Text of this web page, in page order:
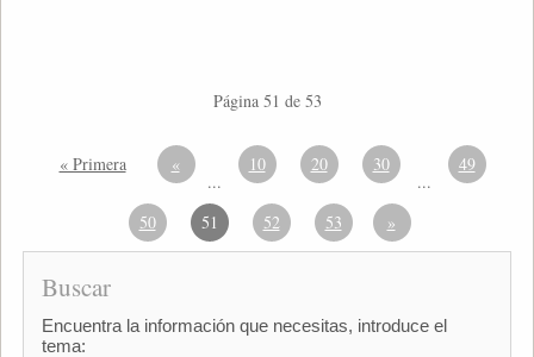
Página 51 de 53
« Primera «
...
10 20 30
...
49
50 51 52 53 »
Buscar
Encuentra la información que necesitas, introduce el
tema: